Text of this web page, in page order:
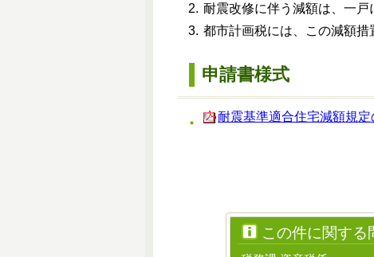
耐震改修に伴う減額は、一戸
都市計画税には、この減額措
申請書様式
耐震基準適合住宅減額規
この件に関する